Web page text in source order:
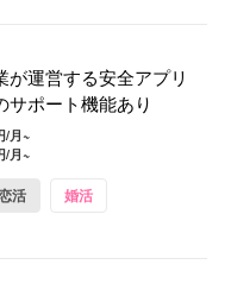
が運営する安全アプリ
サポート機能あり
/月~
/月~
活 婚活